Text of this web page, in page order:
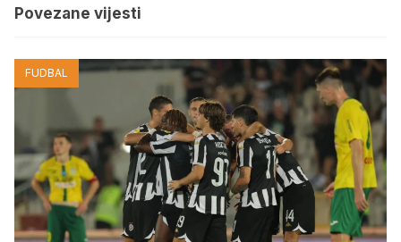
Povezane vijesti
FUDBAL